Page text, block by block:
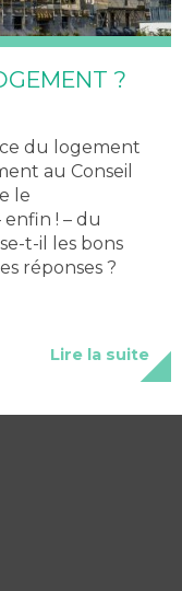
?
du logement
au Conseil
le
! – du
t-il les bons
réponses ?
Lire la suite